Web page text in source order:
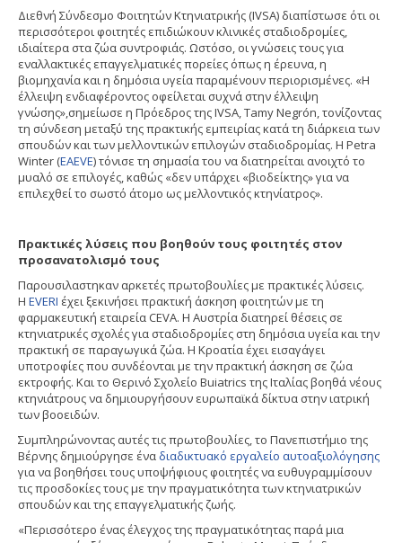
Διεθνή Σύνδεσμο Φοιτητών Κτηνιατρικής (IVSA) διαπίστωσε ότι οι
περισσότεροι φοιτητές επιδιώκουν κλινικές σταδιοδρομίες,
ιδιαίτερα στα ζώα συντροφιάς. Ωστόσο, οι γνώσεις τους για
εναλλακτικές επαγγελματικές πορείες όπως η έρευνα, η
βιομηχανία και η δημόσια υγεία παραμένουν περιορισμένες. «Η
έλλειψη ενδιαφέροντος οφείλεται συχνά στην έλλειψη
γνώσης»,σημείωσε η Πρόεδρος της IVSA, Tamy Negrón, τονίζοντας
τη σύνδεση μεταξύ της πρακτικής εμπειρίας κατά τη διάρκεια των
σπουδών και των μελλοντικών επιλογών σταδιοδρομίας. Η Petra
Winter (EAEVE) τόνισε τη σημασία του να διατηρείται ανοιχτό το
μυαλό σε επιλογές, καθώς «δεν υπάρχει «βιοδείκτης» για να
επιλεχθεί το σωστό άτομο ως μελλοντικός κτηνίατρος».
Πρακτικές λύσεις που βοηθούν τους φοιτητές στον
προσανατολισμό τους
Παρουσιλαστηκαν αρκετές πρωτοβουλίες με πρακτικές λύσεις.
Η EVERI έχει ξεκινήσει πρακτική άσκηση φοιτητών με τη
φαρμακευτική εταιρεία CEVA. Η Αυστρία διατηρεί θέσεις σε
κτηνιατρικές σχολές για σταδιοδρομίες στη δημόσια υγεία και την
πρακτική σε παραγωγικά ζώα. Η Κροατία έχει εισαγάγει
υποτροφίες που συνδέονται με την πρακτική άσκηση σε ζώα
εκτροφής. Και το Θερινό Σχολείο Buiatrics της Ιταλίας βοηθά νέους
κτηνιάτρους να δημιουργήσουν ευρωπαϊκά δίκτυα στην ιατρική
των βοοειδών.
Συμπληρώνοντας αυτές τις πρωτοβουλίες, το Πανεπιστήμιο της
Βέρνης δημιούργησε ένα διαδικτυακό εργαλείο αυτοαξιολόγησης
για να βοηθήσει τους υποψήφιους φοιτητές να ευθυγραμμίσουν
τις προσδοκίες τους με την πραγματικότητα των κτηνιατρικών
σπουδών και της επαγγελματικής ζωής.
«Περισσότερο ένας έλεγχος της πραγματικότητας παρά μια